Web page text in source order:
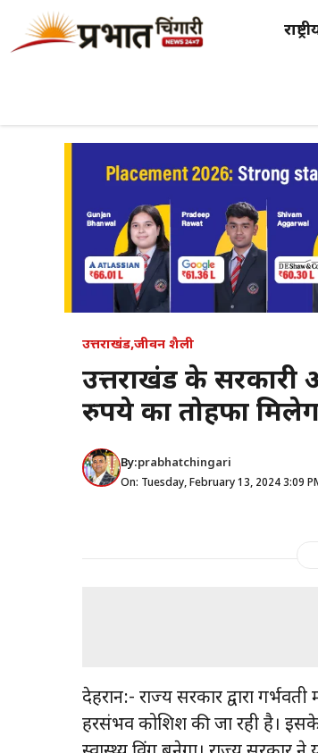
उत्तराखंड,जीवन शैली
उत्तराखंड के सरकारी
रुपये का तोहफा
By:prabhatchingari
On: Tuesday, February 13, 2024 3:09
देहरादून:- राज्य सरकार द्वारा
हरसंभव कोशिश की जा रही है।